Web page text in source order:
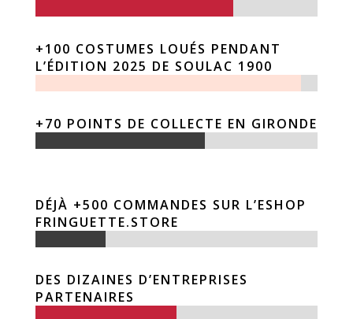
+100 COSTUMES LOUÉS PENDANT
L’ÉDITION 2025 DE SOULAC 1900
+70 POINTS DE COLLECTE EN GIRONDE
DÉJÀ +500 COMMANDES SUR L’ESHOP
FRINGUETTE.STORE
DES DIZAINES D’ENTREPRISES
PARTENAIRES